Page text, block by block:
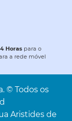
Horas para o
a rede móvel
© Todos os
Aristides de